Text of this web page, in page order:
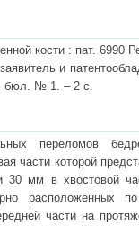
кости : пат. 6990
и
бюл. № 1. – 2 с.
переломов
части которой
мм в хвостовой
расположенных по
части на